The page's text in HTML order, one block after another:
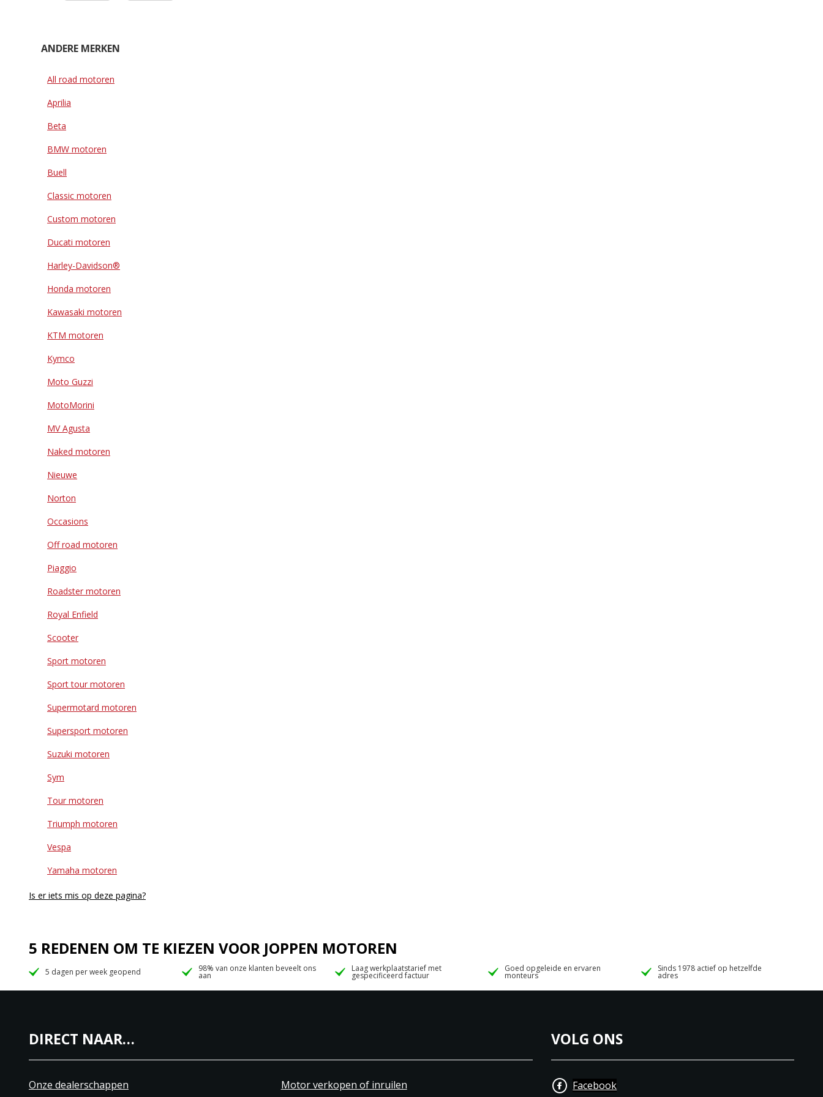
ANDERE MERKEN
All road motoren
Aprilia
Beta
BMW motoren
Buell
Classic motoren
Custom motoren
Ducati motoren
Harley-Davidson®
Honda motoren
Kawasaki motoren
KTM motoren
Kymco
Moto Guzzi
MotoMorini
MV Agusta
Naked motoren
Nieuwe
Norton
Occasions
Off road motoren
Piaggio
Roadster motoren
Royal Enfield
Scooter
Sport motoren
Sport tour motoren
Supermotard motoren
Supersport motoren
Suzuki motoren
Sym
Tour motoren
Triumph motoren
Vespa
Yamaha motoren
Is er iets mis op deze pagina?
5 REDENEN OM TE KIEZEN VOOR JOPPEN MOTOREN
5 dagen per week geopend 98% van onze klanten beveelt ons
aan
Laag werkplaatstarief met
gespecificeerd factuur
Goed opgeleide en ervaren
monteurs
Sinds 1978 actief op hetzelfde
adres
DIRECT NAAR…
Onze dealerschappen Motor verkopen of inruilen
VOLG ONS
Facebook